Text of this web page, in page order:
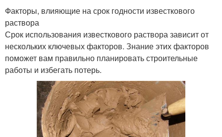
Факторы, влияющие на срок годности известкового
раствора
Срок использования известкового раствора зависит от
нескольких ключевых факторов. Знание этих факторов
поможет вам правильно планировать строительные
работы и избегать потерь.